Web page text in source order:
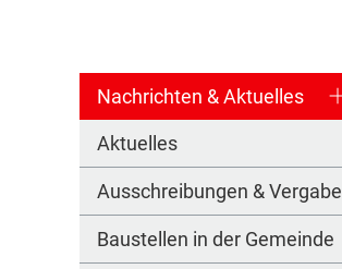
Nachrichten & Aktuelles
Aktuelles
Ausschreibungen & Vergabe
Baustellen in der Gemeinde